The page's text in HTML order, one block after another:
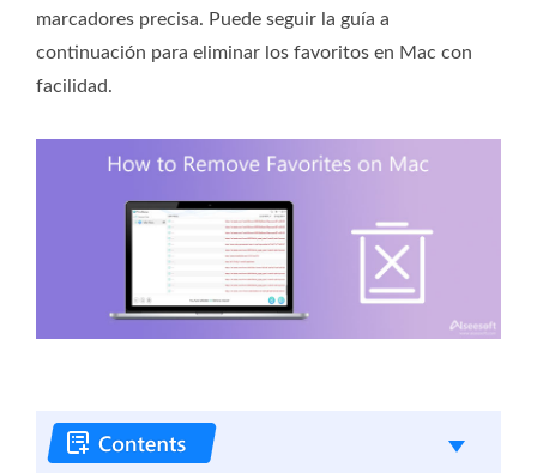
marcadores precisa. Puede seguir la guía a
continuación para eliminar los favoritos en Mac con
facilidad.